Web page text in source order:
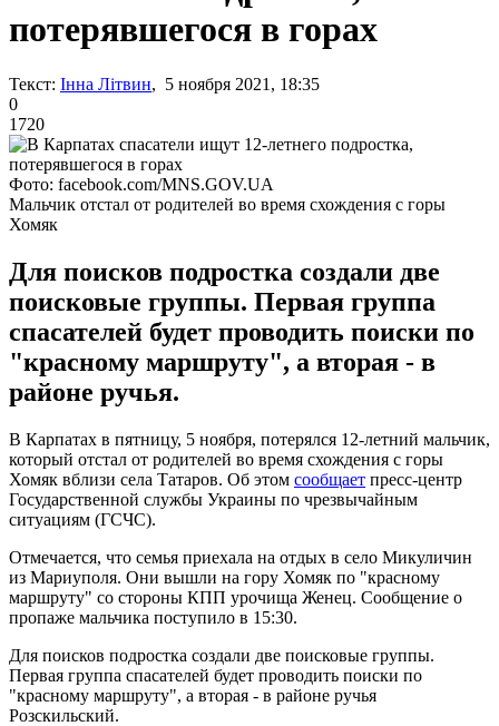
потерявшегося в горах
Текст: Інна Літвин, 5 ноября 2021, 18:35
0
1720
Фото: facebook.com/MNS.GOV.UA
Мальчик отстал от родителей во время схождения с горы
Хомяк
Для поисков подростка создали две
поисковые группы. Первая группа
спасателей будет проводить поиски по
"красному маршруту", а вторая - в
районе ручья.
В Карпатах в пятницу, 5 ноября, потерялся 12-летний мальчик,
который отстал от родителей во время схождения с горы
Хомяк вблизи села Татаров. Об этом сообщает пресс-центр
Государственной службы Украины по чрезвычайным
ситуациям (ГСЧС).
Отмечается, что семья приехала на отдых в село Микуличин
из Мариуполя. Они вышли на гору Хомяк по "красному
маршруту" со стороны КПП урочища Женец. Сообщение о
пропаже мальчика поступило в 15:30.
Для поисков подростка создали две поисковые группы.
Первая группа спасателей будет проводить поиски по
"красному маршруту", а вторая - в районе ручья
Розскильский.